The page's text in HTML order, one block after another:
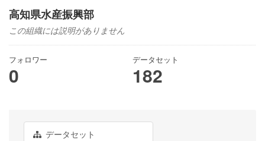
高知県水産振興部
この組織には説明がありません
フォロワー
0
データセット
182
データセット